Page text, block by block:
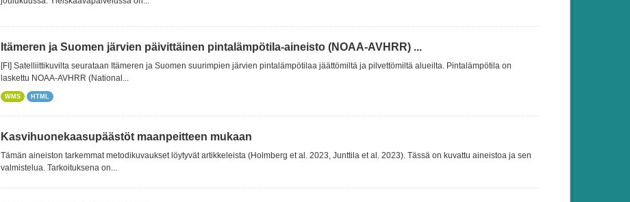
Itämeren ja Suomen järvien päivittäinen pintalämpötila-aineisto (NOAA-AVHRR) ...
[FI] Satelliittikuvilta seurataan Itämeren ja Suomen suurimpien järvien pintalämpötilaa jäättömiltä ja pilvettömiltä alueilta. Pintalämpötila on
laskettu NOAA-AVHRR (National...
WMS HTML
Kasvihuonekaasupäästöt maanpeitteen mukaan
Tämän aineiston tarkemmat metodikuvaukset löytyvät artikkeleista (Holmberg et al. 2023, Junttila et al. 2023). Tässä on kuvattu aineistoa ja sen
valmistelua. Tarkoituksena on...